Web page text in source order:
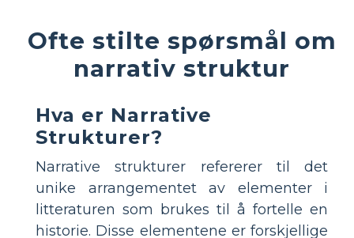
Ofte stilte spørsmål om
narrativ struktur
Hva er Narrative
Strukturer?
Narrative strukturer refererer til det
unike arrangementet av elementer i
litteraturen som brukes til å fortelle en
historie. Disse elementene er forskjellige